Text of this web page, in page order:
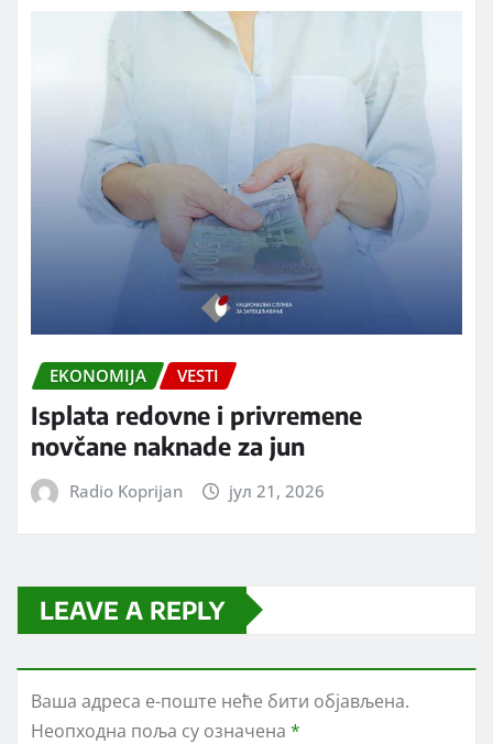
EKONOMIJA VESTI
Isplata redovne i privremene
novčane naknade za jun
Radio Koprijan јул 21, 2026
LEAVE A REPLY
Ваша адреса е-поште неће бити објављена.
Неопходна поља су означена *